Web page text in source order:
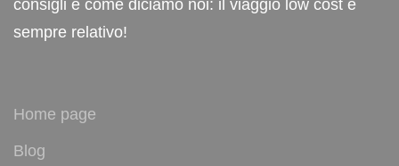
consigli e come diciamo noi: il viaggio low cost è
sempre relativo!
Home page
Blog